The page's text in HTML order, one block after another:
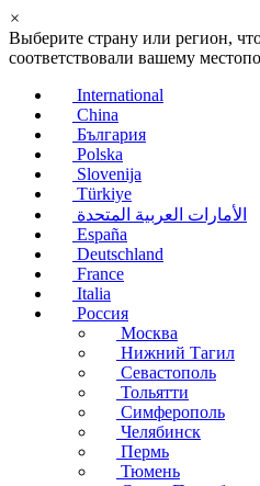
×
Выберите страну или регион,
соответствовали вашему
International
China
България
Polska
Slovenija
Türkiye
الأمارات العربية المتحدة
España
Deutschland
France
Italia
Россия
Москва
Нижний Тагил
Севастополь
Тольятти
Симферополь
Челябинск
Пермь
Тюмень